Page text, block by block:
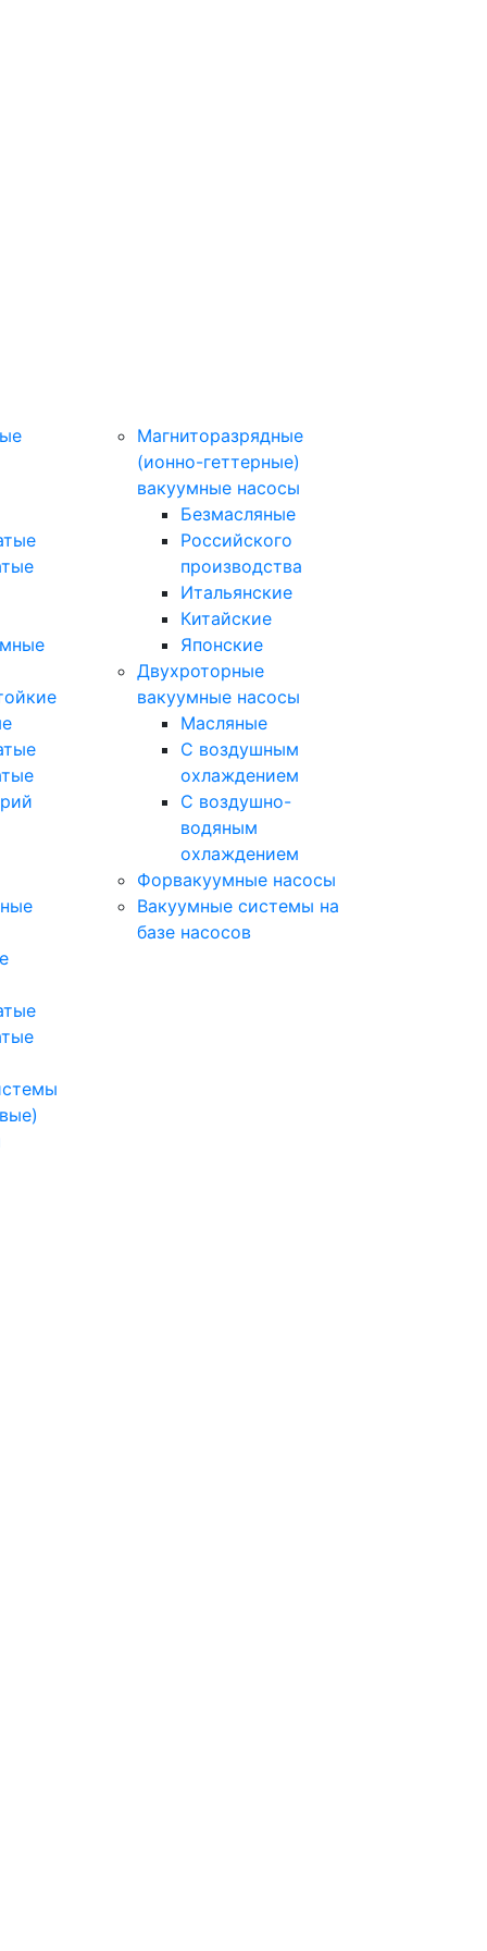
Магниторазрядные
(ионно-геттерные)
вакуумные насосы
Безмасляные
Российского
производства
Итальянские
Китайские
Японские
Двухроторные
вакуумные насосы
Масляные
C воздушным
охлаждением
C воздушно-
водяным
охлаждением
Форвакуумные насосы
Вакуумные системы на
базе насосов